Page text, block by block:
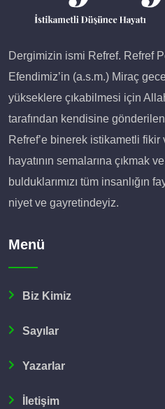
Dergimizin ismi Refref. Refref
Efendimiz’in (a.s.m.) Miraç
yükseklere çıkabilmesi için
tarafından kendisine
Refref’e binerek istikametli fikir
hayatının semalarına çıkmak
bulduklarımızı tüm insanlığın
niyet ve gayretindeyiz.
Menü
Biz Kimiz
Sayılar
Yazarlar
İletişim